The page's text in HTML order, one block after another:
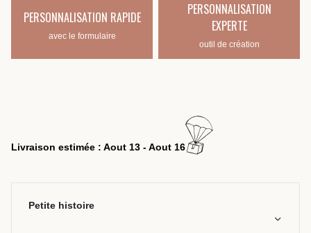
PERSONNALISATION RAPIDE
avec le formulaire
PERSONNALISATION
EXPERTE
outil de création
Livraison estimée : Aout 13 - Aout 16
Petite histoire